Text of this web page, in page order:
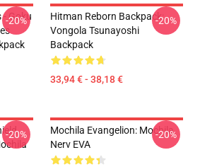
- Goku
-20%
Hitman Reborn Backpack:
Vongola Tsunayoshi
Backpack
33,94 € - 38,18 €
-20%
-20%
Mochila Evangelion: Mochila
Nerv EVA
-20%